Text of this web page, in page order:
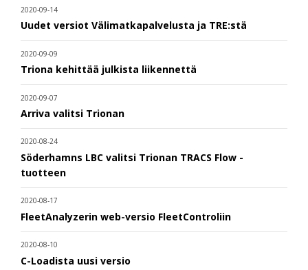
2020-09-14
Uudet versiot Välimatkapalvelusta ja TRE:stä
2020-09-09
Triona kehittää julkista liikennettä
2020-09-07
Arriva valitsi Trionan
2020-08-24
Söderhamns LBC valitsi Trionan TRACS Flow -
tuotteen
2020-08-17
FleetAnalyzerin web-versio FleetControliin
2020-08-10
C-Loadista uusi versio